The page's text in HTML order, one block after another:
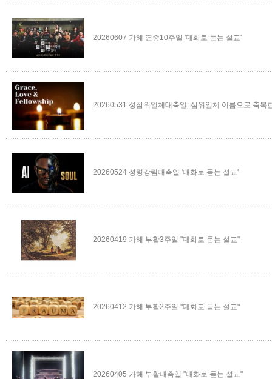
20260607 가해 연중10주일 '대화로 듣는 설교'
20260531 성삼위일체대축일: 삼위일체 이름으로 축복
20260524 성령강림대축일 '대화로 듣는 설교'
20260419 가해 부활3주일 "대화로 듣는 설교"
20260412 가해 부활2주일 "대화로 듣는 설교"
20260405 가해 부활대축일 "대화로 듣는 설교"